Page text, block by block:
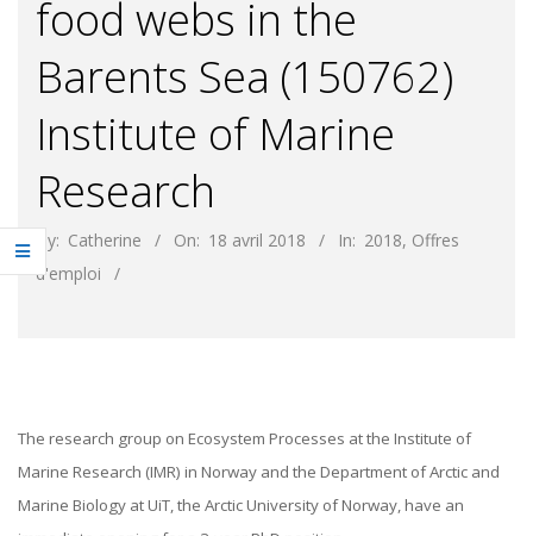
food webs in the
Barents Sea (150762)
Institute of Marine
Research
By: Catherine On: 18 avril 2018 In: 2018, Offres
d'emploi
The research group on Ecosystem Processes at the Institute of
Marine Research (IMR) in Norway and the Department of Arctic and
Marine Biology at UiT, the Arctic University of Norway, have an